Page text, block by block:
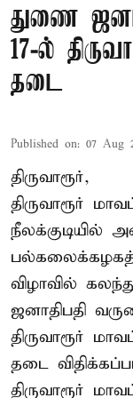
துணை
17-ல்
தடை
Published on: 07 Aug
திருவாரூர்,
திருவாரூர்
நீலக்குடியில்
விழாவில்
ஜனாதிபதி
திருவாரூர்
தடை
திருவாரூர்